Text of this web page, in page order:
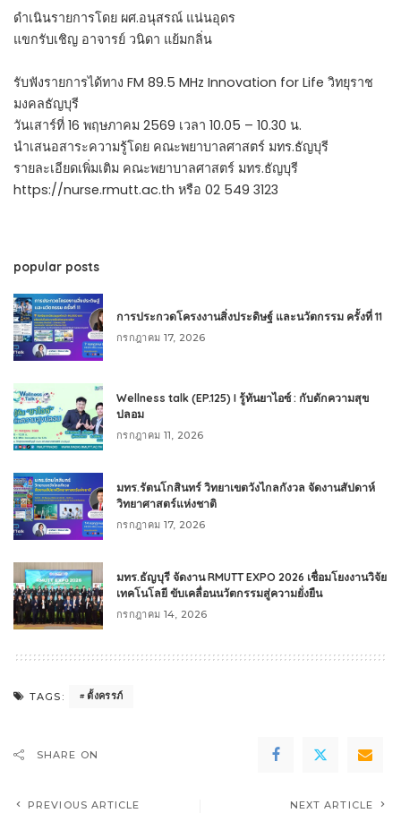
ดำเนินรายการโดย ผศ.อนุสรณ์ แน่นอุดร
แขกรับเชิญ อาจารย์ วนิดา แย้มกลิ่น
รับฟังรายการได้ทาง FM 89.5 MHz Innovation for Life วิทยุราช
มงคลธัญบุรี
วันเสาร์ที่ 16 พฤษภาคม 2569 เวลา 10.05 – 10.30 น.
นำเสนอสาระความรู้โดย คณะพยาบาลศาสตร์ มทร.ธัญบุรี
รายละเอียดเพิ่มเติม คณะพยาบาลศาสตร์ มทร.ธัญบุรี
https://nurse.rmutt.ac.th หรือ 02 549 3123
popular posts
การประกวดโครงงานสิ่งประดิษฐ์ และนวัตกรรม ครั้งที่ 11
กรกฎาคม 17, 2026
Wellness talk (EP.125) I รู้ทันยาไอซ์ : กับดักความสุข
ปลอม
กรกฎาคม 11, 2026
มทร.รัตนโกสินทร์ วิทยาเขตวังไกลกังวล จัดงานสัปดาห์
วิทยาศาสตร์แห่งชาติ
กรกฎาคม 17, 2026
มทร.ธัญบุรี จัดงาน RMUTT EXPO 2026 เชื่อมโยงงานวิจัย
เทคโนโลยี ขับเคลื่อนนวัตกรรมสู่ความยั่งยืน
กรกฎาคม 14, 2026
TAGS: ตั้งครรภ์
SHARE ON
PREVIOUS ARTICLE NEXT ARTICLE